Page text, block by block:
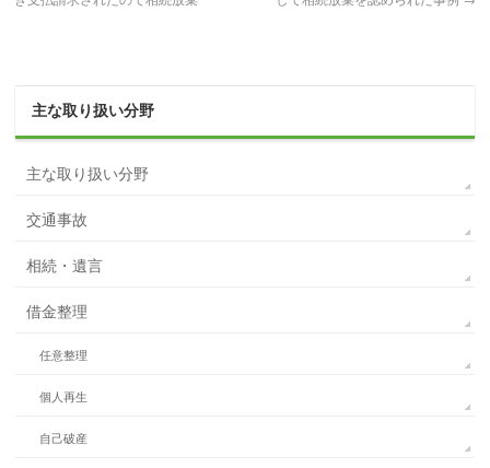
主な取り扱い分野
主な取り扱い分野
交通事故
相続・遺言
借金整理
任意整理
個人再生
自己破産